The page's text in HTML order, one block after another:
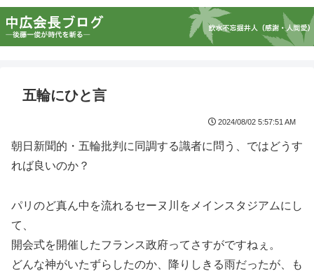
五輪にひと言
2024/08/02 5:57:51 AM
朝日新聞的・五輪批判に同調する識者に問う、ではどうす
れば良いのか？
パリのど真ん中を流れるセーヌ川をメインスタジアムにし
て、
開会式を開催したフランス政府ってさすがですねぇ。
どんな神がいたずらしたのか、降りしきる雨だったが、も